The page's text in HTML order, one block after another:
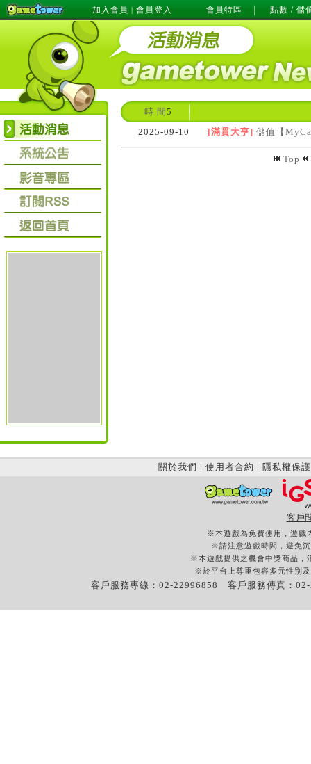
加入會員 | 會員登入 會員特區 點數 / 儲
時 間 5
2025-09-10
[滿貫大亨] 儲值【
Top
關於我們 | 使用者合約 | 隱私權保護
客戶
※本遊戲為免費使用，遊戲
※請注意遊戲時間，避免
※本遊戲提供之機會中獎商品，
※於平台上尊重包容多元性別
客戶服務專線：02-22996858 客戶服務傳真：